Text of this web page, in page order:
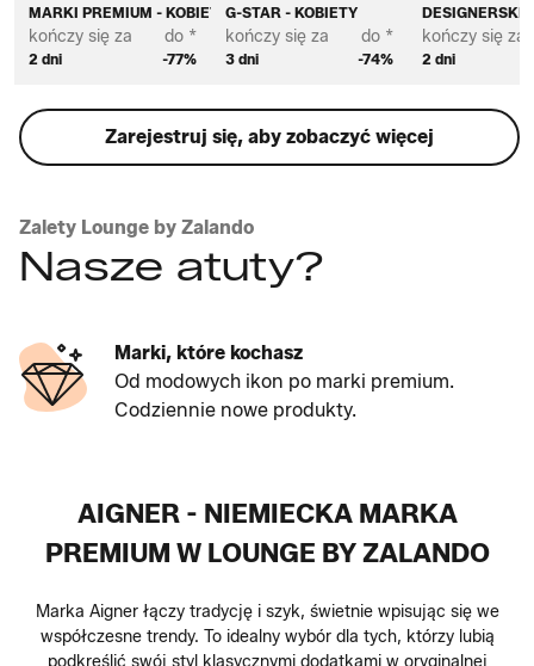
MARKI PREMIUM - KOBIETA
kończy się za
2 dni
do *
-77%
G-STAR - KOBIETY
kończy się za
3 dni
do *
-74%
kończy się za
2 dni
Zarejestruj się, aby zobaczyć więcej
Zalety Lounge by Zalando
Nasze atuty?
Marki, które kochasz
Od modowych ikon po marki premium.
Codziennie nowe produkty.
AIGNER - NIEMIECKA MARKA
PREMIUM W LOUNGE BY ZALANDO
Marka Aigner łączy tradycję i szyk, świetnie wpisując się we
współczesne trendy. To idealny wybór dla tych, którzy lubią
podkreślić swój styl klasycznymi dodatkami w oryginalnej